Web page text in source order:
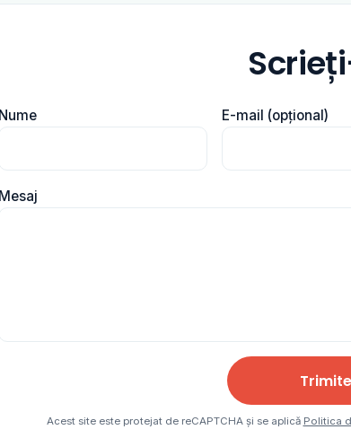
Nume E-mail (opțional)
Mesaj
Trimite
Acest site este protejat de reCAPTCHA și se aplică Politica